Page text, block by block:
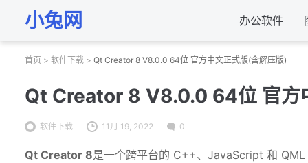
小兔网 办公软件
首页 > 软件下载 > Qt Creator 8 V8.0.0 64位 官方中文正式版(含解压版)
Qt Creator 8 V8.0.0 64位 官方
软件下载 11月 19, 2022 0
Qt Creator 8是一个跨平台的 C++、JavaScript 和